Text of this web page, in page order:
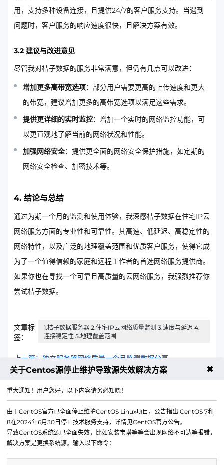
用，支持多种设备连接，且提供24/7的客户服务支持。当遇到
问题时，客户服务的响应速度很快，且解决方案有效。
3.2 建议与改进意见
尽管我对桔子数据的服务非常满意，但仍有几点可以改进：
增加更多高带宽选项：部分用户需要更高的上传速度和更大
的带宽，建议增加更多的高带宽选项以满足这些需求。
提供更详细的实时监控：增加一个实时的网络监控功能，可
以更直观地了解当前的网络状况和性能。
加强网络安全：提供更全面的网络安全保护措施，如定期的
网络安全检查、加密技术等。
4. 结论与总结
通过为期一个月的监测和使用体验，我深感桔子数据在住宅IP云
网络服务方面的专业性和可靠性。其高速、低延迟、高稳定性的
网络特性，以及广泛的地理覆盖范围和优质客户服务，使得它成
为了一个值得信赖的家庭和远程工作者的首选网络服务提供商。
如果你也在寻找一个可靠且高质量的云网络服务，我强烈推荐你
尝试桔子数据。
文章标
签：
1.桔子数据服务器 2.住宅IP云网络质量监测 3.速度与延迟 4.
连接稳定性 5.地理覆盖范围
上一篇：独立服务器网络质量一个月监测数据分享
关于Centos源停止维护导致源失效解决方案 ✖
重大通知！用户您好，以下内容请务必知晓！
由于CentOS官方已全面停止维护CentOS Linux项目，公告指出 CentOS 7和
8在2024年6月30日停止技术服务支持，详情见CentOS官方公告。
导致CentOS系统源已全面失效，比如安装宝塔等等会出现网络不可达等报错，
解决方案是更换系统源。输入以下命令：